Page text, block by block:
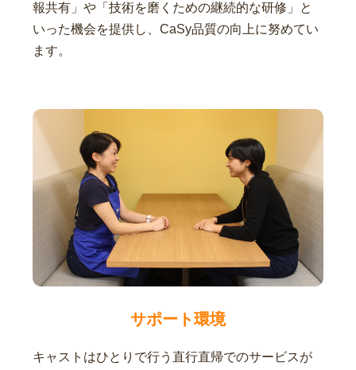
報共有」や「技術を磨くための継続的な研修」と
いった機会を提供し、CaSy品質の向上に努めてい
ます。
サポート環境
キャストはひとりで行う直行直帰でのサービスが